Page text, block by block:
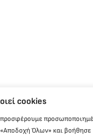
cookies
«Αποδοχή Όλων» και